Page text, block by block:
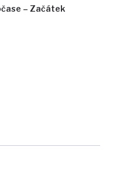
– Začátek